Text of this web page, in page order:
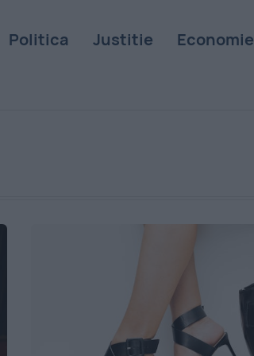
Politica Justitie Economie